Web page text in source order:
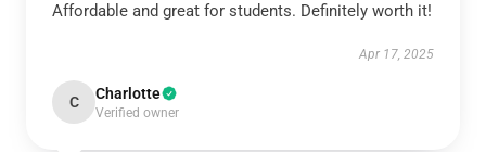
Affordable and great for students. Definitely worth it!
Apr 17, 2025
C Charlotte
Verified owner